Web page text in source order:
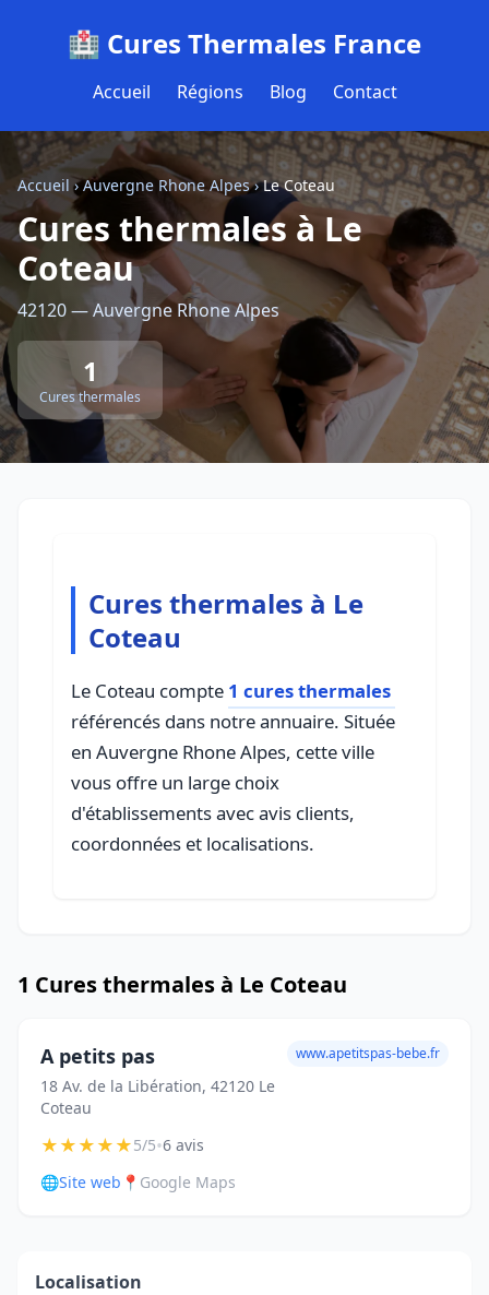
🏥 Cures Thermales France
Accueil Régions Blog Contact
Accueil ›Auvergne Rhone Alpes›Le Coteau
Cures thermales à Le
Coteau
42120 — Auvergne Rhone Alpes
1
Cures thermales
Cures thermales à Le
Coteau
Le Coteau compte 1 cures thermales
référencés dans notre annuaire. Située
en Auvergne Rhone Alpes, cette ville
vous offre un large choix
d'établissements avec avis clients,
coordonnées et localisations.
1 Cures thermales à Le Coteau
A petits pas
18 Av. de la Libération, 42120 Le
Coteau
www.apetitspas-bebe.fr
★★★★★5/5•6 avis
🌐Site web 📍 Google Maps
Localisation